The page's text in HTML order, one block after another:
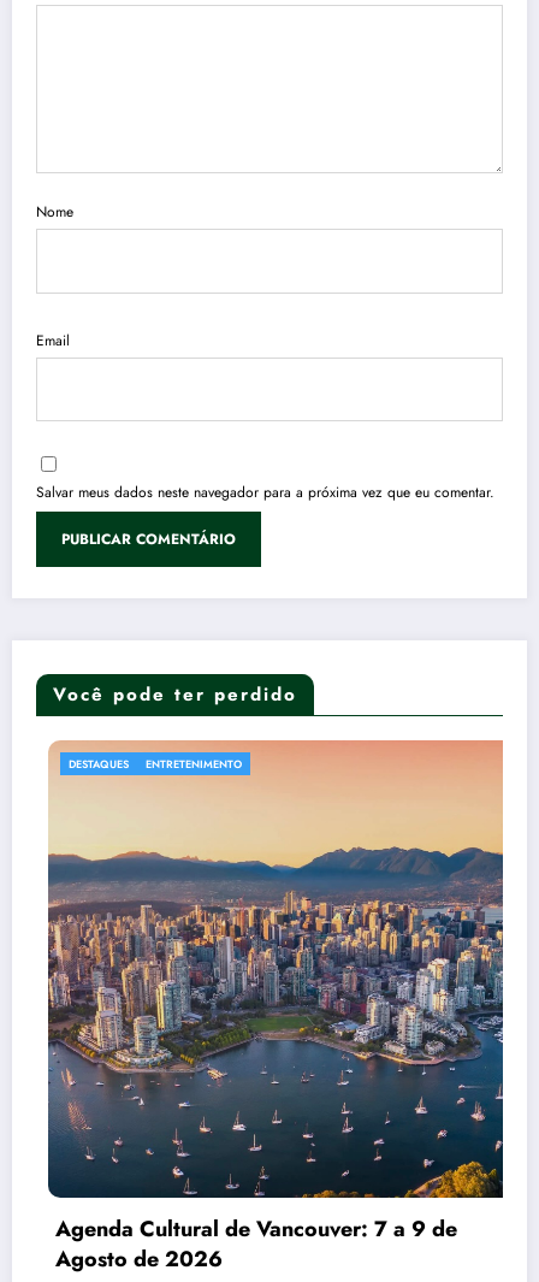
Nome
Email
Salvar meus dados neste navegador para a próxima vez que eu comentar.
Você pode ter perdido
DESTAQUES ENTRETENIMENTO
Agenda Cultural de Vancouver: 7 a 9 de
Agosto de 2026